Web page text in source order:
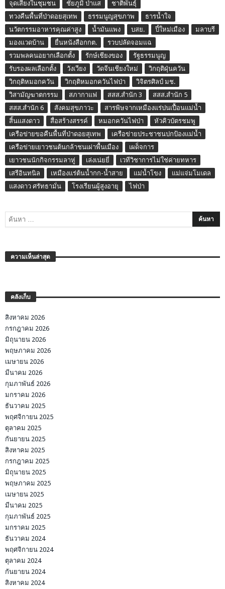
จุดเสี่ยงในชุมชน
ชัยภูมิ ป่าแส
ชาติพันธุ์
ทวงคืนพื้นที่ป่าดอยสุเทพ
ธรรมนูญสุขภาพ
ธารน้ำใจ
นวัตกรรมอาหารคุณค่าสูง
น้ำมันแพง บสย. ปี๋ใหม่เมือง
มลาบรี
มองแวดบ้าน
ยื่นหนังสือกกต.
รวบปลัดจอมแฉ
รวมพลคนอยากเลือกตั้ง
รักษ์เชียงของ
รัฐธรรมนูญ
รับรองผลเลือกตั้ง
วังเวียง วัดจีนเชียงใหม่
วิกฤติฝุ่นควัน
วิกฤติหมอกควัน
วิกฤติหมอกควันไฟป่า
วิจิตรศิลป์ มช.
วิสามัญฆาตกรรม
สภากาแฟ สสส.สำนัก 3
สสส.สำนัก 5
สสส.สำนัก 6
สังคมสุขภาวะ
สารพิษจากเหมืองแร่ปนเปื้อนแม่น้ำ
สิ้นแสงดาว
สื่อสร้างสรรค์ หมอกควันไฟป่า
หัวคิวบัตรชมพู
เครือข่ายขอคืนพื้นที่ป่าดอยสุเทพ
เครือข่ายประชาชนปกป้องแม่น้ำ
เครือข่ายเยาวชนต้นกล้าชนเผ่าพื้นเมือง
เผด็จการ
เยาวชนนักกิจกรรมลาหู่
เล่งเน่ยยี่
เวทีวิชาการไม่ใช่ค่ายทหาร
เสรีอินทนิล
เหมืองแร่ต้นน้ำกก-น้ำสาย แม่น้ำโขง
แม่แจ่มโมเดล
แสงดาว ศรัทธามั่น
โรงเรียนผู้สูงอายุ ไฟป่า
ความเห็นล่าสุด
คลังเก็บ
สิงหาคม 2026
กรกฎาคม 2026
มิถุนายน 2026
พฤษภาคม 2026
เมษายน 2026
มีนาคม 2026
กุมภาพันธ์ 2026
มกราคม 2026
ธันวาคม 2025
พฤศจิกายน 2025
ตุลาคม 2025
กันยายน 2025
สิงหาคม 2025
กรกฎาคม 2025
มิถุนายน 2025
พฤษภาคม 2025
เมษายน 2025
มีนาคม 2025
กุมภาพันธ์ 2025
มกราคม 2025
ธันวาคม 2024
พฤศจิกายน 2024
ตุลาคม 2024
กันยายน 2024
สิงหาคม 2024